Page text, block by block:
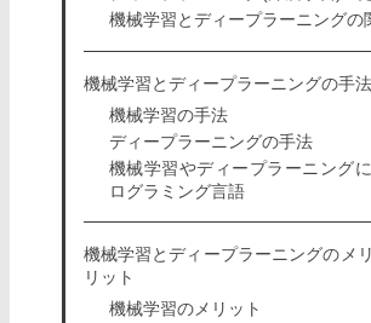
機械学習とディープラーニングの
機械学習とディープラーニングの手
機械学習の手法
ディープラーニングの手法
機械学習やディープラーニング
ログラミング言語
機械学習とディープラーニングのメ
リット
機械学習のメリット